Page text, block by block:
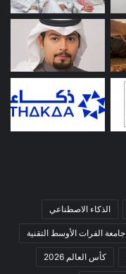
الذكاء الاصطناعي
جامعة الفرات الأوسط التقنية
كأس العالم 2026